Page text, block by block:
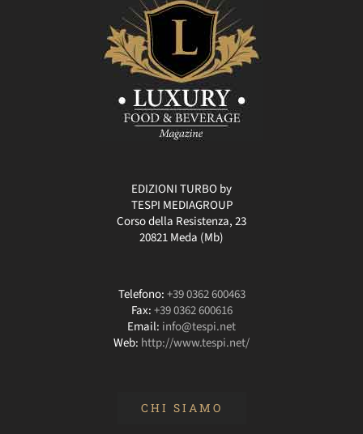
EDIZIONI TURBO by
TESPI MEDIAGROUP
Corso della Resistenza, 23
20821 Meda (Mb)
Telefono:+39 0362 600463
Fax:+39 0362 600616
Email: info@tespi.net
Web: http://www.tespi.net/
CHI SIAMO